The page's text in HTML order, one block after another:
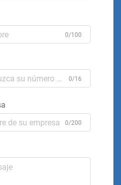
0/100
0/16
0/200